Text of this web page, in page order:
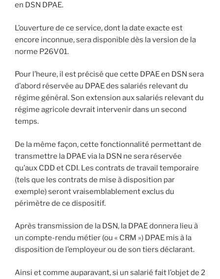
en DSN DPAE.
L’ouverture de ce service, dont la date exacte est
encore inconnue, sera disponible dès la version de la
norme P26V01.
Pour l’heure, il est précisé que cette DPAE en DSN sera
d’abord réservée au DPAE des salariés relevant du
régime général. Son extension aux salariés relevant du
régime agricole devrait intervenir dans un second
temps.
De la même façon, cette fonctionnalité permettant de
transmettre la DPAE via la DSN ne sera réservée
qu’aux CDD et CDI. Les contrats de travail temporaire
(tels que les contrats de mise à disposition par
exemple) seront vraisemblablement exclus du
périmètre de ce dispositif.
Après transmission de la DSN, la DPAE donnera lieu à
un compte-rendu métier (ou « CRM ») DPAE mis à la
disposition de l’employeur ou de son tiers déclarant.
Ainsi et comme auparavant, si un salarié fait l’objet de 2